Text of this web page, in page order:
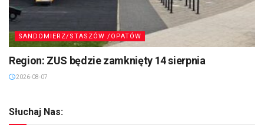
SANDOMIERZ/STASZÓW /OPATÓW
Region: ZUS będzie zamknięty 14 sierpnia
2026-08-07
Słuchaj Nas: